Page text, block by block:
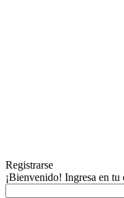
Registrarse
¡Bienvenido! Ingresa en tu